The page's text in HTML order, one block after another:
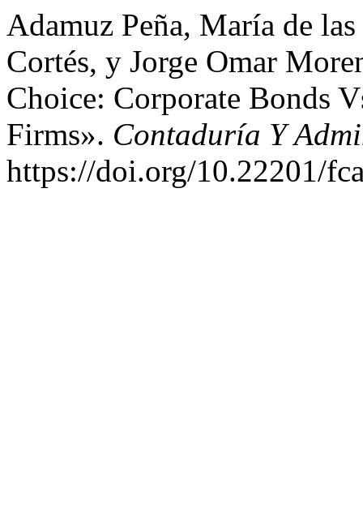
Adamuz Peña, María de
Cortés, y Jorge Omar
Choice: Corporate Bonds
Firms». Contaduría Y
https://doi.org/10.22201/